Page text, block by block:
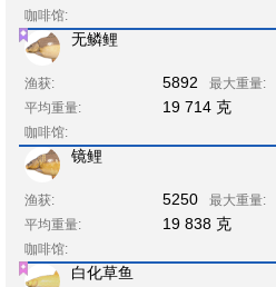
咖啡馆:
无鳞鲤
渔获: 5892 最大重量:
平均重量: 19 714 克
咖啡馆:
镜鲤
渔获: 5250 最大重量:
平均重量: 19 838 克
咖啡馆:
白化草鱼